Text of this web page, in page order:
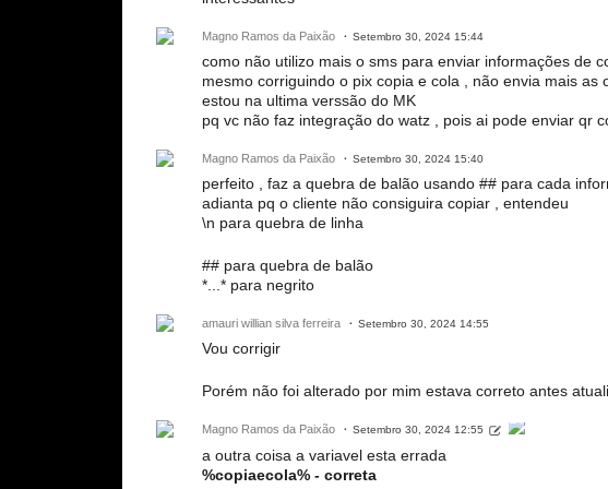
Magno Ramos da Paixão Setembro 30, 2024 15:44
como não utilizo mais o sms para enviar informações de
mesmo corriguindo o pix copia e cola , não envia mais as
estou na ultima verssão do MK
pq vc não faz integração do watz , pois ai pode enviar qr
Magno Ramos da Paixão Setembro 30, 2024 15:40
perfeito , faz a quebra de balão usando ## para cada
adianta pq o cliente não consiguira copiar , entendeu
\n para quebra de linha
## para quebra de balão
*...* para negrito
amauri willian silva ferreira Setembro 30, 2024 14:55
Vou corrigir
Porém não foi alterado por mim estava correto antes
Magno Ramos da Paixão Setembro 30, 2024 12:55
a outra coisa a variavel esta errada
%copiaecola% - correta